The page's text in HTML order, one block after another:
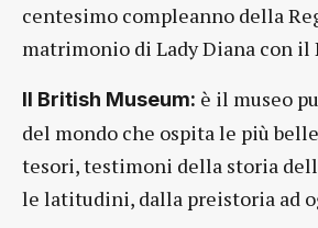
centesimo compleanno della
matrimonio di Lady Diana con il
Il British Museum: è il museo
del mondo che ospita le più
tesori, testimoni della storia
le latitudini, dalla preistoria ad